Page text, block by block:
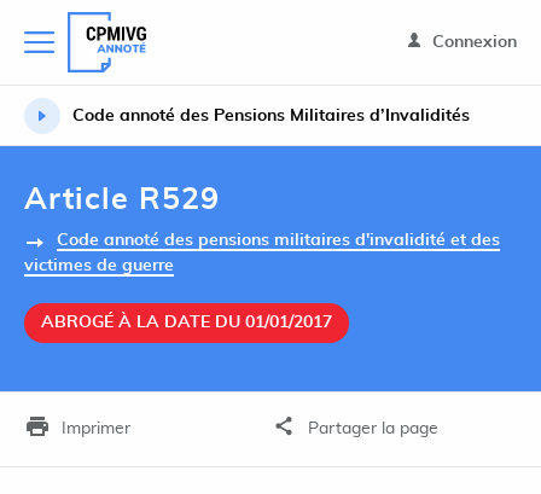
Connexion
Code annoté des Pensions Militaires d’Invalidités
Article R529
Code annoté des pensions militaires d'invalidité et des
victimes de guerre
ABROGÉ À LA DATE DU 01/01/2017
Imprimer Partager la page